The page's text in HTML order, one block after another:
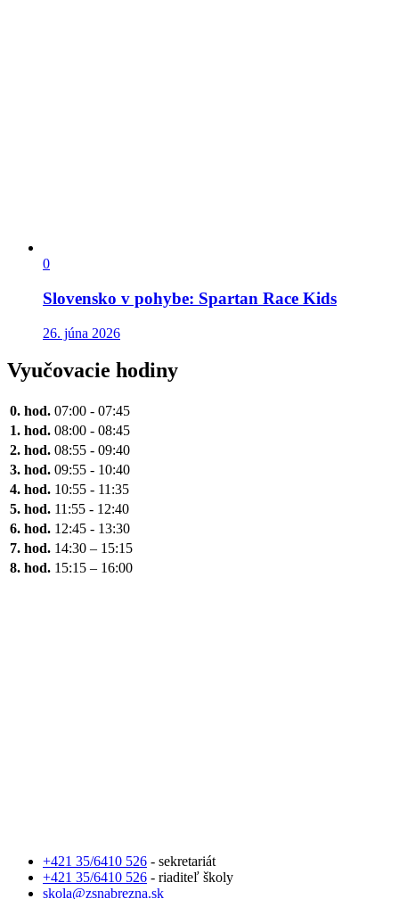
0
Slovensko v pohybe: Spartan Race Kids
26. júna 2026
Vyučovacie hodiny
0. hod. 07:00 - 07:45
1. hod. 08:00 - 08:45
2. hod. 08:55 - 09:40
3. hod. 09:55 - 10:40
4. hod. 10:55 - 11:35
5. hod. 11:55 - 12:40
6. hod. 12:45 - 13:30
7. hod. 14:30 – 15:15
8. hod. 15:15 – 16:00
+421 35/6410 526 - sekretariát
+421 35/6410 526 - riaditeľ školy
skola@zsnabrezna.sk